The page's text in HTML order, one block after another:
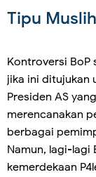
Tipu
Kontroversi BoP
jika ini ditujukan
Presiden AS
merencanakan
berbagai
Namun, lagi-lagi
kemerdekaan